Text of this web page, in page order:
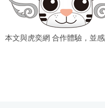
本文與虎奕網 合作體驗，並